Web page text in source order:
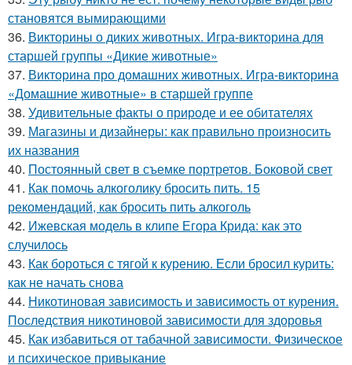
становятся вымирающими
36. Викторины о диких животных. Игра-викторина для
старшей группы «Дикие животные»
37. Викторина про домашних животных. Игра-викторина
«Домашние животные» в старшей группе
38. Удивительные факты о природе и ее обитателях
39. Магазины и дизайнеры: как правильно произносить
их названия
40. Постоянный свет в съемке портретов. Боковой свет
41. Как помочь алкоголику бросить пить. 15
рекомендаций, как бросить пить алкоголь
42. Ижевская модель в клипе Егора Крида: как это
случилось
43. Как бороться с тягой к курению. Если бросил курить:
как не начать снова
44. Никотиновая зависимость и зависимость от курения.
Последствия никотиновой зависимости для здоровья
45. Как избавиться от табачной зависимости. Физическое
и психическое привыкание